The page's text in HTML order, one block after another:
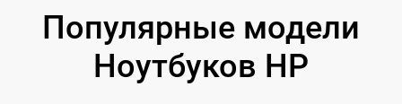
Популярные модели
Ноутбуков HP